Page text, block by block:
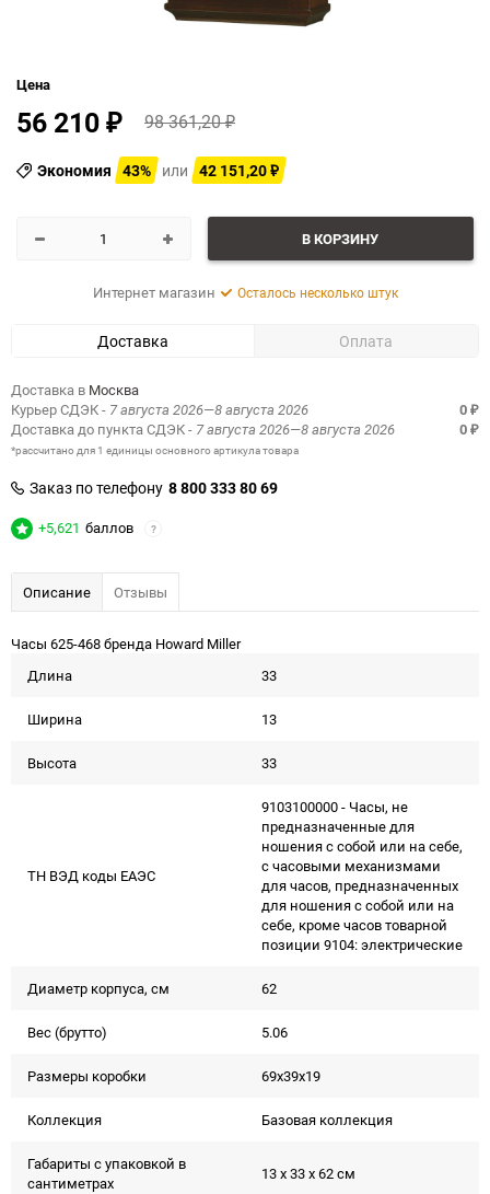
Цена
56 210 ₽ 98 361,20₽
Экономия 43% или 42 151,20 ₽
В КОРЗИНУ
Интернет магазин Осталось несколько штук
Доставка Оплата
Доставка в Москва
Курьер СДЭК- 7 августа 2026—8 августа 2026 0 ₽
Доставка до пункта СДЭК- 7 августа 2026—8 августа 2026 0 ₽
*рассчитано для 1 единицы основного артикула товара
Заказ по телефону 8 800 333 80 69
+5,621 баллов ?
Описание Отзывы
Часы 625-468 бренда Howard Miller
Длина
33
Ширина 13
Высота 33
ТН ВЭД коды ЕАЭС
9103100000 - Часы, не
предназначенные для
ношения с собой или на себе,
с часовыми механизмами
для часов, предназначенных
для ношения с собой или на
себе, кроме часов товарной
позиции 9104: электрические
Диаметр корпуса, см 62
Вес (брутто) 5.06
Размеры коробки 69х39х19
Коллекция Базовая коллекция
Габариты с упаковкой в
сантиметрах
13 x 33 x 62 см